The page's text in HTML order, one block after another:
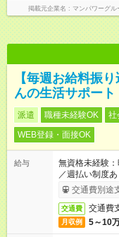
掲載元企業名 マンパワーグ
【毎週お給料振
んの生活サポート
派遣 職種未経験OK 社
WEB登録・面接OK
給与
無資格未経験
／週払い制度
了次第のお支
交通費別途
交通費 交通費
月収例 5～10